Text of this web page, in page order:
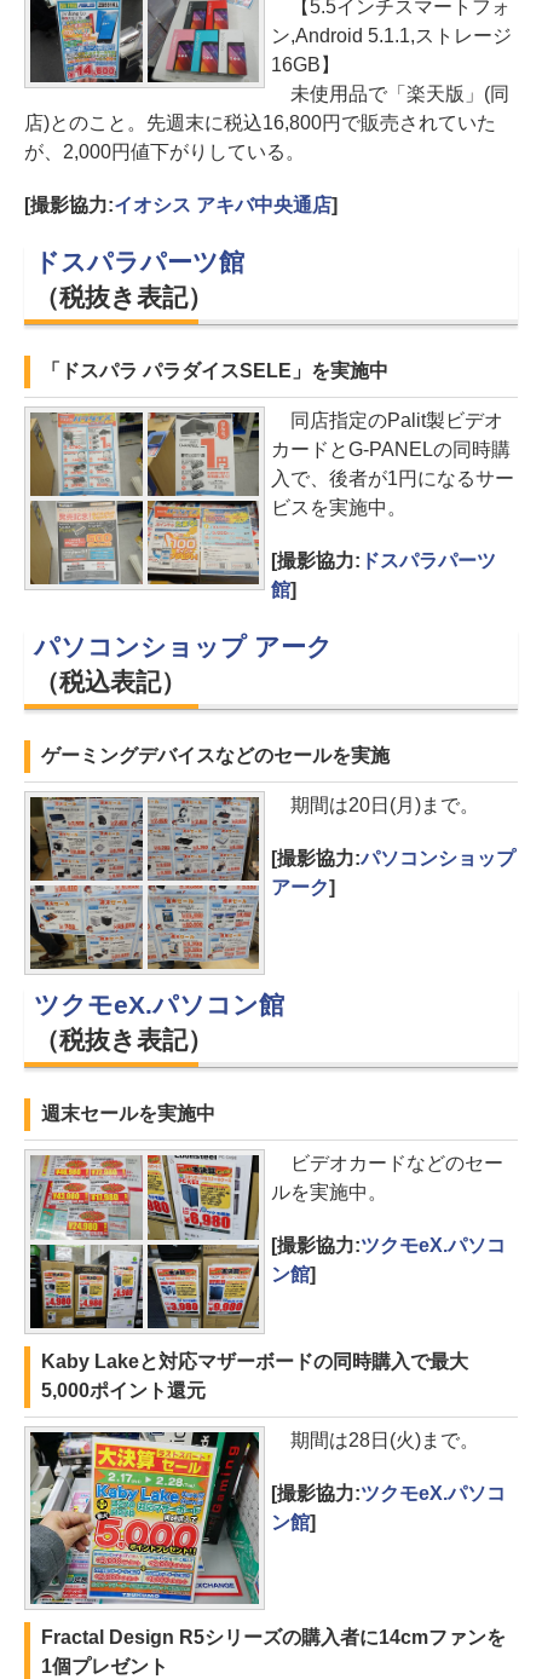
【5.5インチスマートフォ
ン,Android 5.1.1,ストレージ
16GB】
未使用品で「楽天版」(同
店)とのこと。先週末に税込16,800円で販売されていた
が、2,000円値下がりしている。
[撮影協力:イオシス アキバ中央通店]
ドスパラパーツ館
（税抜き表記）
「ドスパラ パラダイスSELE」を実施中
同店指定のPalit製ビデオ
カードとG-PANELの同時購
入で、後者が1円になるサー
ビスを実施中。
[撮影協力: ドスパラパーツ
館]
パソコンショップ アーク
（税込表記）
ゲーミングデバイスなどのセールを実施
期間は20日(月)まで。
[撮影協力:パソコンショップ
アーク]
ツクモeX.パソコン館
（税抜き表記）
週末セールを実施中
ビデオカードなどのセー
ルを実施中。
[撮影協力:ツクモeX.パソコ
ン館]
Kaby Lakeと対応マザーボードの同時購入で最大
5,000ポイント還元
期間は28日(火)まで。
[撮影協力:ツクモeX.パソコ
ン館]
Fractal Design R5シリーズの購入者に14cmファンを
1個プレゼント